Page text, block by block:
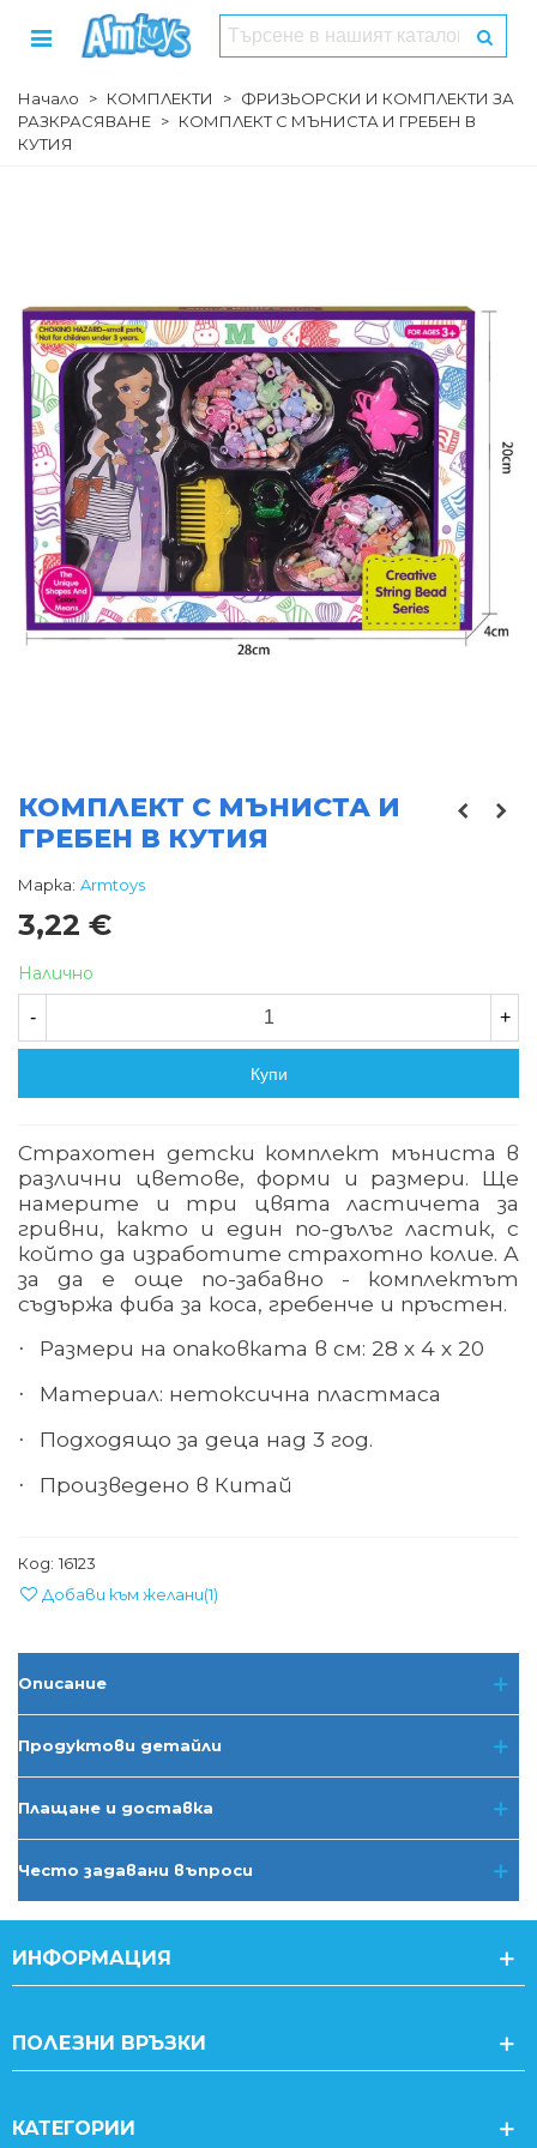
Начало > КОМПЛЕКТИ > ФРИЗЬОРСКИ И КОМПЛЕКТИ ЗА
РАЗКРАСЯВАНЕ > КОМПЛЕКТ С МЪНИСТА И ГРЕБЕН В
КУТИЯ
КОМПЛЕКТ С МЪНИСТА И
ГРЕБЕН В КУТИЯ
Марка: Armtoys
3,22 €
Налично
- +
Купи
Страхотен детски комплект мъниста в
различни цветове, форми и размери. Ще
намерите и три цвята ластичета за
гривни, както и един по-дълъг ластик, с
който да изработите страхотно колие. А
за да е още по-забавно - комплектът
съдържа фиба за коса, гребенче и пръстен.
· Размери на опаковката в см: 28 х 4 х 20
· Материал: нетоксична пластмаса
· Подходящо за деца над 3 год.
· Произведено в Китай
Код: 16123
Добави към желани(1)
Описание
Продуктови детайли
Плащане и доставка
Често задавани въпроси
ИНФОРМАЦИЯ
ПОЛЕЗНИ ВРЪЗКИ
КАТЕГОРИИ